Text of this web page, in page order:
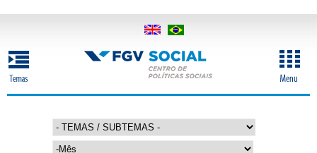
conteúdo
principal
M